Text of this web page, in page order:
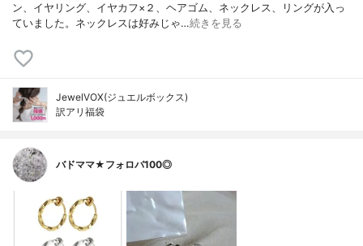
ン、イヤリング、イヤカフ×２、ヘアゴム、ネックレス、リングが入っ
ていました。ネックレスは好みじゃ…続きを見る
JewelVOX(ジュエルボックス)
訳アリ福袋
バドママ★フォロバ100◎